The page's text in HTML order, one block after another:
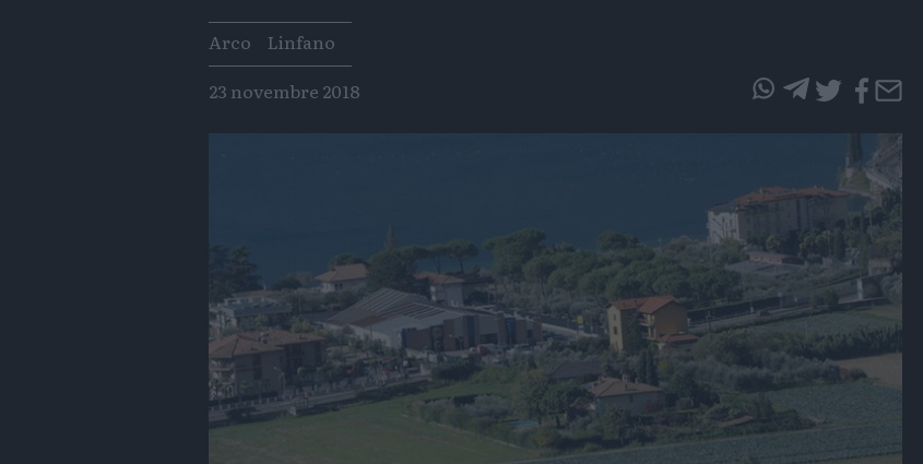
Tags
Arco
Linfano
23 novembre 2018
Whatsapp
Telegram